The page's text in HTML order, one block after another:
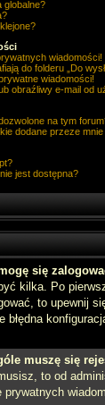
globalne?
wiadomości!
do folderu „Do
wiadomości!
obraźliwy e-mail od
na tym
dodane przeze mnie
jest dostępna?
się
kilka. Po
to upewnij
błędna
muszę się
to od
prywatnych